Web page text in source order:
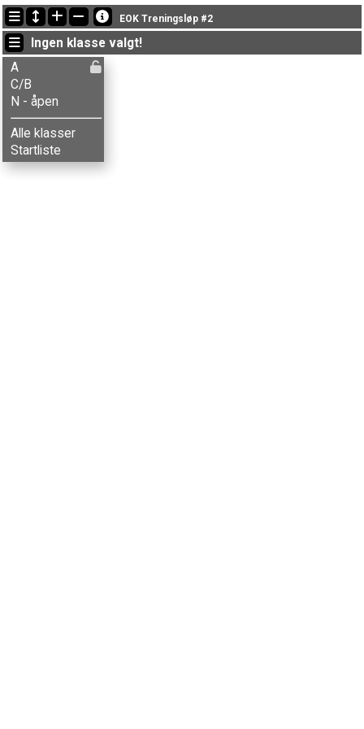
Siste oppdateringer
20:30:47: Anders Hagen (A) kom i mål med tiden 38:46 (9)
20:30:47: Anita Ø. Olsen ( C/B) kom i mål med tiden 29:53 (5)
20:30:47: Anna-Thekla Tonjer (A) kom i mål med tiden 34:20 (5)
EOK Treningsløp #2
Ingen klasse valgt!
A
C/B
N - åpen
Alle klasser
Startliste